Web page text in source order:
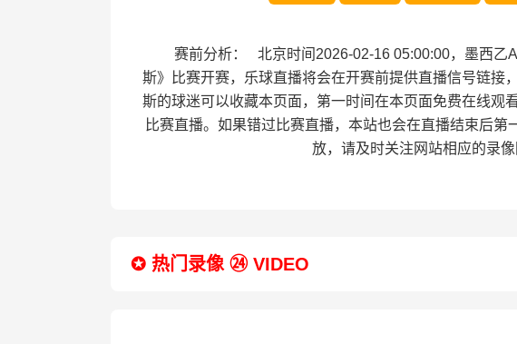
赛前分析： 北京时间2026-02-16 05:00:00，墨西乙
斯》比赛开赛，乐球直播将会在开赛前提供直播信号链接
斯的球迷可以收藏本页面，第一时间在本页面免费在线观
比赛直播。如果错过比赛直播，本站也会在直播结束后第
放，请及时关注网站相应的录像
✪ 热门录像 ㉔ VIDEO